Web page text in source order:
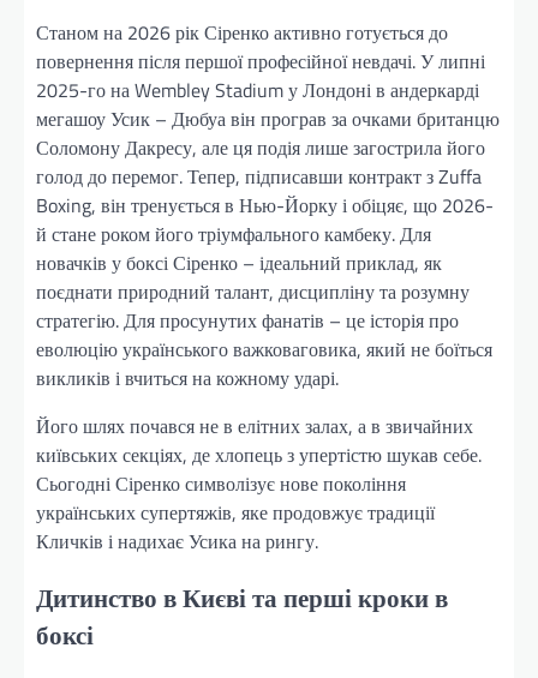
Станом на 2026 рік Сіренко активно готується до
повернення після першої професійної невдачі. У липні
2025-го на Wembley Stadium у Лондоні в андеркарді
мегашоу Усик – Дюбуа він програв за очками британцю
Соломону Дакресу, але ця подія лише загострила його
голод до перемог. Тепер, підписавши контракт з Zuffa
Boxing, він тренується в Нью-Йорку і обіцяє, що 2026-
й стане роком його тріумфального камбеку. Для
новачків у боксі Сіренко – ідеальний приклад, як
поєднати природний талант, дисципліну та розумну
стратегію. Для просунутих фанатів – це історія про
еволюцію українського важковаговика, який не боїться
викликів і вчиться на кожному ударі.
Його шлях почався не в елітних залах, а в звичайних
київських секціях, де хлопець з упертістю шукав себе.
Сьогодні Сіренко символізує нове покоління
українських супертяжів, яке продовжує традиції
Кличків і надихає Усика на рингу.
Дитинство в Києві та перші кроки в
боксі